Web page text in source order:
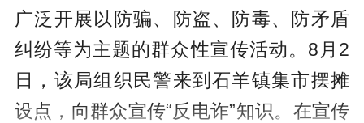
广泛开展以防骗、防盗、防毒、防矛盾
纠纷等为主题的群众性宣传活动。8月2
日，该局组织民警来到石羊镇集市摆摊
设点，向群众宣传“反电诈”知识。在宣传